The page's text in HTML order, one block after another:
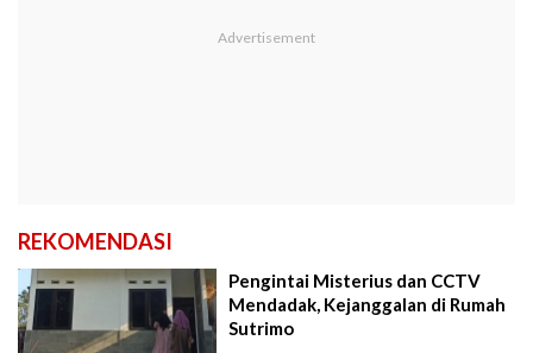
REKOMENDASI
Pengintai Misterius dan CCTV
Mendadak, Kejanggalan di Rumah
Sutrimo